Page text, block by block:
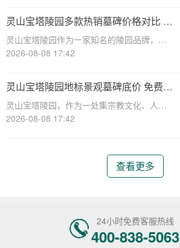
发，详细介绍灵山宝塔陵园主流墓碑的价位
对比，并为您提供多重优惠叠加省钱攻略，
帮助您在选购
灵山宝塔陵园多款热销墓碑价格对比 多
重优惠组合省钱指南
灵山宝塔陵园作为一家知名的陵园品牌，提
供多种高质量且价格合理的墓碑选择。本文
格对比，并提供多重优惠组合省钱指南，帮
助消费者在选购墓碑时做出明智的决策。☎
灵山宝塔
2026-08-08 17:42
灵山宝塔陵园地标景观墓碑底价 免费班
车配套购墓即享详解
灵山宝塔陵园，作为一处集宗教文化、人文
景观与现代园林艺术于一体的标志性陵园，
标景观墓碑的底价政策以及免费班车配套购
2026-08-08 17:42
查看更多
24小时免费客服热线
400-838-5063